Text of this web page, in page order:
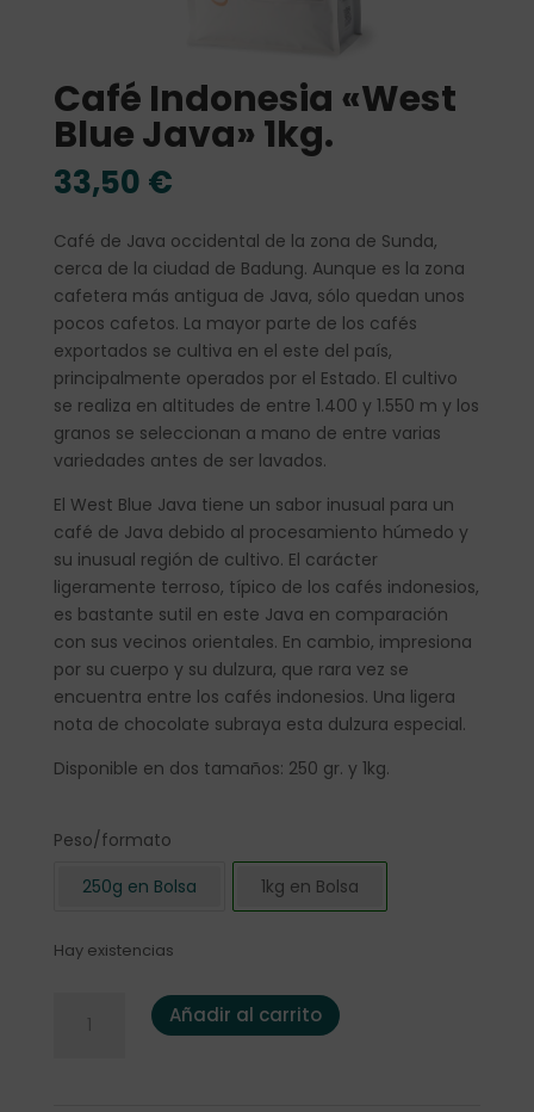
Café Indonesia «West
Blue Java» 1kg.
33,50 €
Café de Java occidental de la zona de Sunda,
cerca de la ciudad de Badung. Aunque es la zona
cafetera más antigua de Java, sólo quedan unos
pocos cafetos. La mayor parte de los cafés
exportados se cultiva en el este del país,
principalmente operados por el Estado. El cultivo
se realiza en altitudes de entre 1.400 y 1.550 m y los
granos se seleccionan a mano de entre varias
variedades antes de ser lavados.
El West Blue Java tiene un sabor inusual para un
café de Java debido al procesamiento húmedo y
su inusual región de cultivo. El carácter
ligeramente terroso, típico de los cafés indonesios,
es bastante sutil en este Java en comparación
con sus vecinos orientales. En cambio, impresiona
por su cuerpo y su dulzura, que rara vez se
encuentra entre los cafés indonesios. Una ligera
nota de chocolate subraya esta dulzura especial.
Disponible en dos tamaños: 250 gr. y 1kg.
Peso/formato
250g en Bolsa
1kg en Bolsa
Hay existencias
Café Indonesia "West Blue Java" 1kg. cantidad
Añadir al carrito